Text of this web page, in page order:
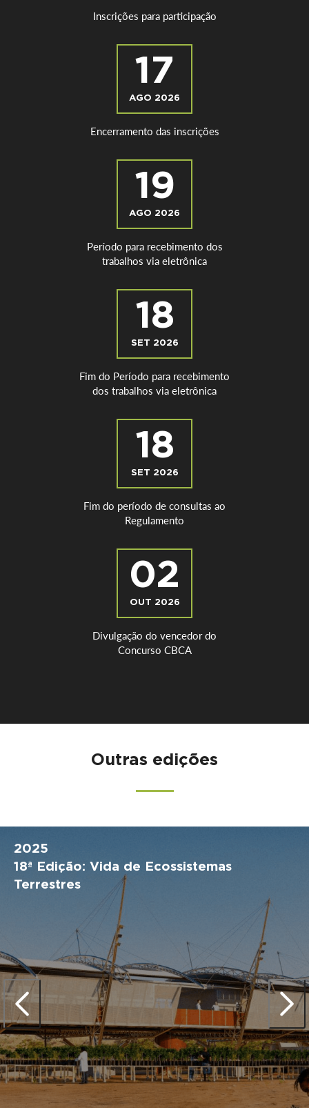
Inscrições para participação
17
AGO 2026
Encerramento das inscrições
19
AGO 2026
Período para recebimento dos
trabalhos via eletrônica
18
SET 2026
Fim do Período para recebimento
dos trabalhos via eletrônica
18
SET 2026
Fim do período de consultas ao
Regulamento
02
OUT 2026
Divulgação do vencedor do
Concurso CBCA
Outras edições
2025
18ª Edição: Vida de Ecossistemas
Terrestres